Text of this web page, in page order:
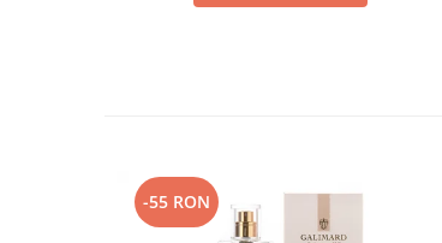
-55 RON